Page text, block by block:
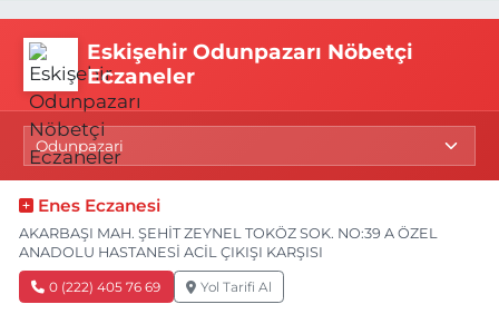
Eskişehir Odunpazarı Nöbetçi
Eczaneler
Enes Eczanesi
AKARBAŞI MAH. ŞEHİT ZEYNEL TOKÖZ SOK. NO:39 A ÖZEL
ANADOLU HASTANESİ ACİL ÇIKIŞI KARŞISI
0 (222) 405 76 69 Yol Tarifi Al